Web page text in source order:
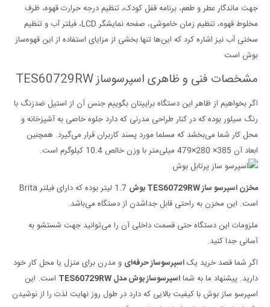
جهت ماندگار عطر و طعم، برنامه قفل کودک، تنظیم درجه حرارت قهوه، ظرف
مخلوط قهوه، تنظیم زمان خاموشی، صفحه نمایشگر LCD، فیلتر آب و تنظیم
سختی آب نیز اشاره کرد که این‌ها تنها بخشی از مزایای استفاده از این قهوه‌ساز
بوش است
مشخصات فنی و ظاهری اسپرسوساز TES60729RW
اگر بخواهیم از ظاهر این دستگاه براییتان بگوییم جنس آن از استیل ضدزنگ با
رنگ سیلور بوده که در کنار طراحی مدرنی که دارد جلوه خاصی به آشپزخانه و
محل کار شما می‌بخشد که مسلما مورد پسند کاربران قرار می‌گیرد. همچنین
ابعاد آن 385× 280×479 میلی‌متر با وزن خالص 10.4 کیلوگرم است.
مخزن اسپرسو ساز TES60729RW بوش
1.7 لیتر بوده که دارای فیلتر Brita
است. این مخزن به راحتی قابل جداشدن از دستگاه می‌باشد.
ملزومات این دستگاه حتی قسمت داخلی آن را می‌توانید جهت شستشو به
آسانی جدا کنید.
اگر شما قصد خرید یکاسپرسوساز حرفه‌ای و مدرن برای منزل یا محل کار خود
دارید. پیشنهاد ما به شمااسپرسوساز بوش مدل TES60729RW
است. این
اسپرسو ساز بوش با کیفیت بالایی که دارد در طول روز نهایت لذت را از نوشیدن